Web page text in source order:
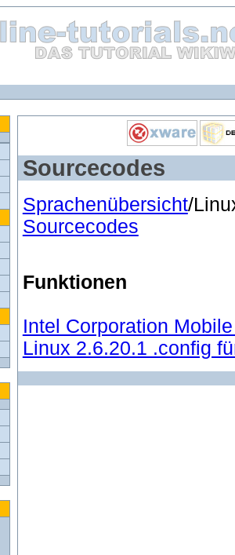
Sourcecodes
Sprachenübersicht/
Sourcecodes
Funktionen
Intel Corporation
Linux 2.6.20.1 .config